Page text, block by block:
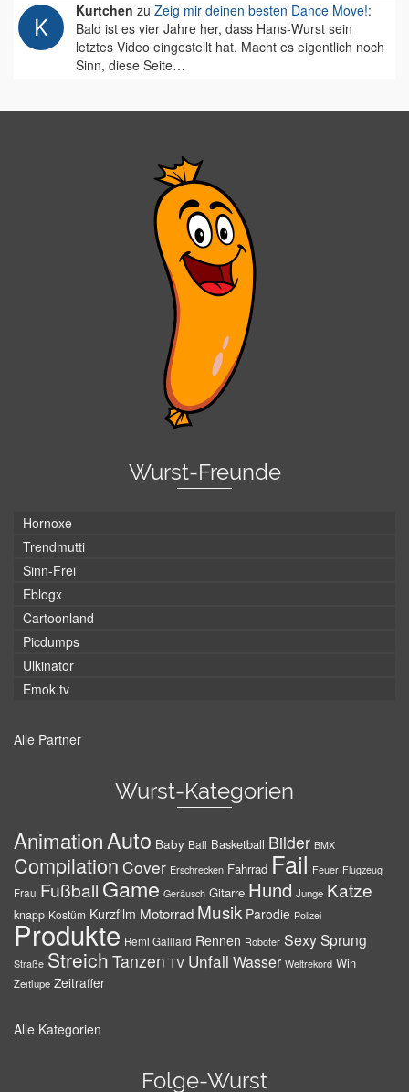
Kurtchen zu Zeig mir deinen besten Dance Move!:
Bald ist es vier Jahre her, dass Hans-Wurst sein
letztes Video eingestellt hat. Macht es eigentlich noch
Sinn, diese Seite…
Wurst-Freunde
Hornoxe
Trendmutti
Sinn-Frei
Eblogx
Cartoonland
Picdumps
Ulkinator
Emok.tv
Alle Partner
Wurst-Kategorien
AnimationAuto Baby Ball Basketball Bilder BMX
Compilation Cover Erschrecken Fahrrad Fail Feuer Flugzeug
Frau Fußball Game Geräusch Gitarre Hund Junge Katze
knapp Kostüm Kurzfilm Motorrad Musik Parodie Polizei
Produkte Remi Gaillard Rennen Roboter SexySprung
Straße Streich Tanzen TV Unfall Wasser Weltrekord Win
Zeitlupe Zeitraffer
Alle Kategorien
Folge-Wurst